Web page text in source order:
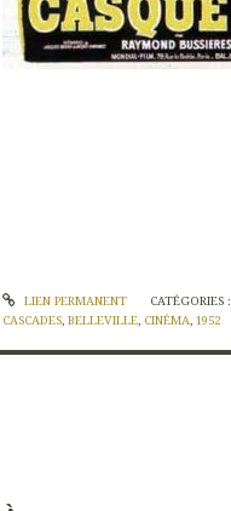
LIEN PERMANENT CATÉGORIES :
CASCADES, BELLEVILLE, CINÉMA, 1952